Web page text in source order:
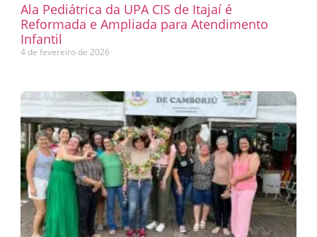
Ala Pediátrica da UPA CIS de Itajaí é
Reformada e Ampliada para Atendimento
Infantil
4 de fevereiro de 2026